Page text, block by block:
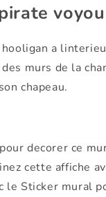
hooligan a
murs de la
chapeau.
pour decorer ce
cette affiche
le Sticker mural